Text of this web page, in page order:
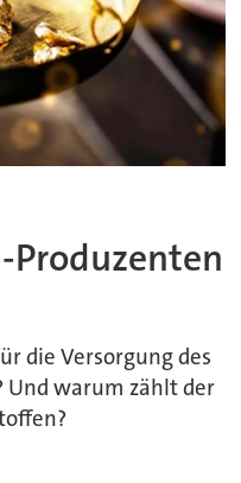
Produzenten
die Versorgung des
Und warum zählt der